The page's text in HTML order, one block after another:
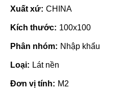
Xuất xứ: CHINA
Kích thước: 100x100
Phân nhóm: Nhập khẩu
Loại: Lát nền
Đơn vị tính: M2